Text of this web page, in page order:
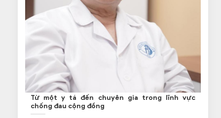
Từ một y tá đến chuyên gia trong lĩnh vực
chống đau cộng đồng